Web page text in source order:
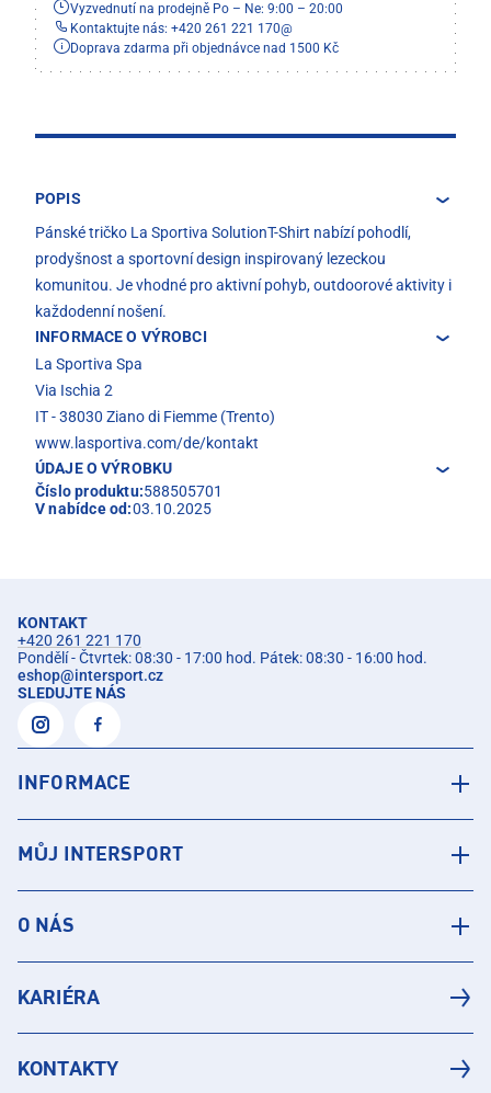
Vyzvednutí na prodejně Po – Ne: 9:00 – 20:00
Kontaktujte nás: +420 261 221 170@
Doprava zdarma při objednávce nad 1500 Kč
POPIS
Pánské tričko La Sportiva SolutionT-Shirt nabízí pohodlí,
prodyšnost a sportovní design inspirovaný lezeckou
komunitou. Je vhodné pro aktivní pohyb, outdoorové aktivity i
každodenní nošení.
INFORMACE O VÝROBCI
La Sportiva Spa
Via Ischia 2
IT - 38030 Ziano di Fiemme (Trento)
www.lasportiva.com/de/kontakt
ÚDAJE O VÝROBKU
Číslo produktu:588505701
V nabídce od:03.10.2025
KONTAKT
+420 261 221 170
Pondělí - Čtvrtek: 08:30 - 17:00 hod. Pátek: 08:30 - 16:00 hod.
eshop@intersport.cz
SLEDUJTE NÁS
INFORMACE
MŮJ INTERSPORT
O NÁS
KARIÉRA
KONTAKTY